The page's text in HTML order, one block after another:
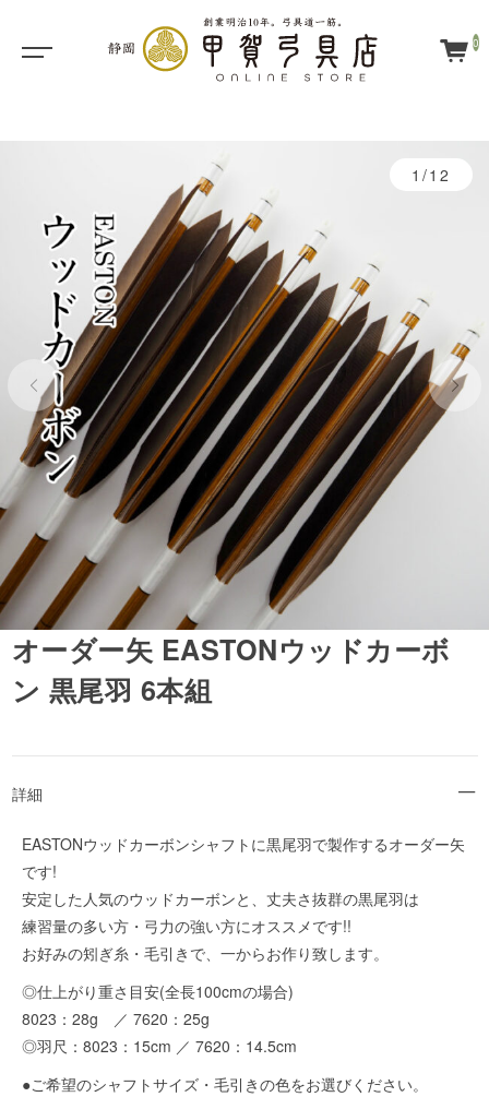
0
1/12
オーダー矢 EASTONウッドカーボ
ン 黒尾羽 6本組
詳細
EASTONウッドカーボンシャフトに黒尾羽で製作するオーダー矢
です!
安定した人気のウッドカーボンと、丈夫さ抜群の黒尾羽は
練習量の多い方・弓力の強い方にオススメです!!
お好みの矧ぎ糸・毛引きで、一からお作り致します。
◎仕上がり重さ目安(全長100cmの場合)
8023：28g ／ 7620：25g
◎羽尺：8023：15cm ／ 7620：14.5cm
●ご希望のシャフトサイズ・毛引きの色をお選びください。